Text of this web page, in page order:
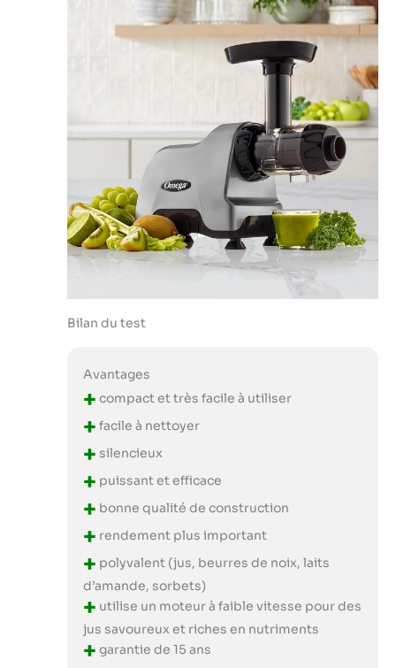
Bilan du test
Avantages
+ compact et très facile à utiliser
+ facile à nettoyer
+ silencieux
+ puissant et efficace
+ bonne qualité de construction
+ rendement plus important
+ polyvalent (jus, beurres de noix, laits
d’amande, sorbets)
+ utilise un moteur à faible vitesse pour des
jus savoureux et riches en nutriments
+ garantie de 15 ans